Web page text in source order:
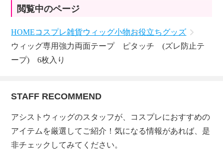
閲覧中のページ
HOMEコスプレ雑貨ウィッグ小物お役立ちグッズ
ウィッグ専用強力両面テープ ピタッチ (ズレ防止テ
ープ) 6枚入り
STAFF RECOMMEND
アシストウィッグのスタッフが、コスプレにおすすめの
アイテムを厳選してご紹介！気になる情報があれば、是
非チェックしてみてください。